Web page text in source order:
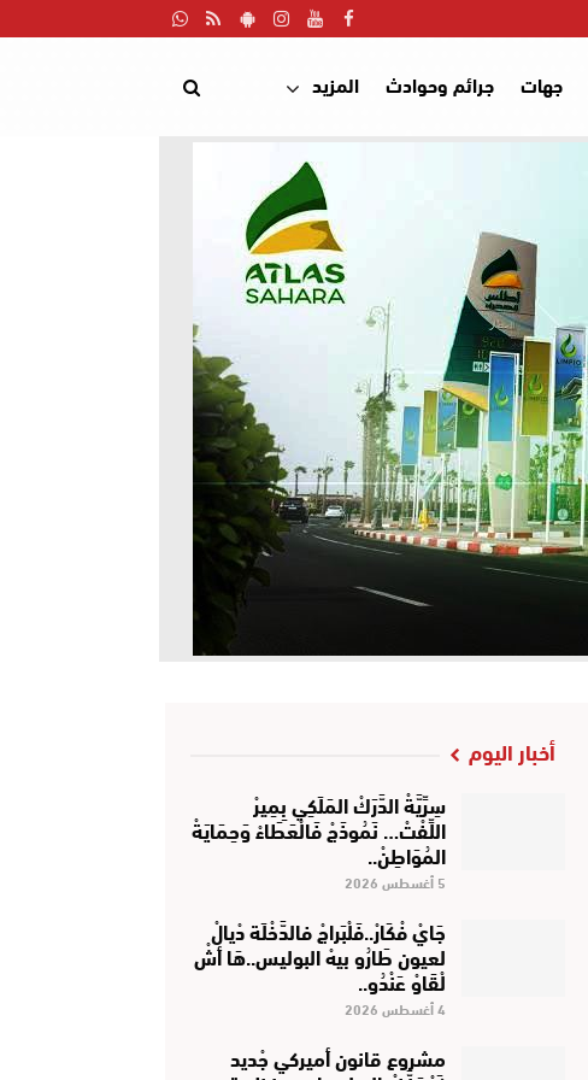
جهات جرائم وحوادث المزيد
أخبار اليوم
سِرِّيَّةْ الدَّرَكْ المَلَكِي بِمِيرْ
اللِّفْتْ… نَمُوذَجْ فَالْعَطَاءْ وَحِمَايَةْ
المُوَاطِنْ..
5 أغسطس 2026
جَايْ فْكَارْ..فَلْبَراجْ فالدَّخْلَة دْيالْ
لعيون طَارُو بيهْ البوليس..هَا أشْ
لْقَاوْ عَنْدُو..
4 أغسطس 2026
مشروع قانون أميركي جْديد